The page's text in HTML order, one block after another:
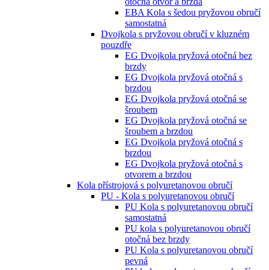
EBA Kola s šedou pryžovou obručí
samostatná
Dvojkola s pryžovou obručí v kluzném
pouzdře
EG Dvojkola pryžová otočná bez
brzdy
EG Dvojkola pryžová otočná s
brzdou
EG Dvojkola pryžová otočná se
šroubem
EG Dvojkola pryžová otočná se
šroubem a brzdou
EG Dvojkola pryžová otočná s
brzdou
EG Dvojkola pryžová otočná s
otvorem a brzdou
Kola přístrojová s polyuretanovou obručí
PU - Kola s polyuretanovou obručí
PU Kola s polyuretanovou obručí
samostatná
PU kola s polyuretanovou obručí
otočná bez brzdy
PU Kola s polyuretanovou obručí
pevná